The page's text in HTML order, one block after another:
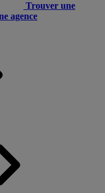
Trouver une
agence